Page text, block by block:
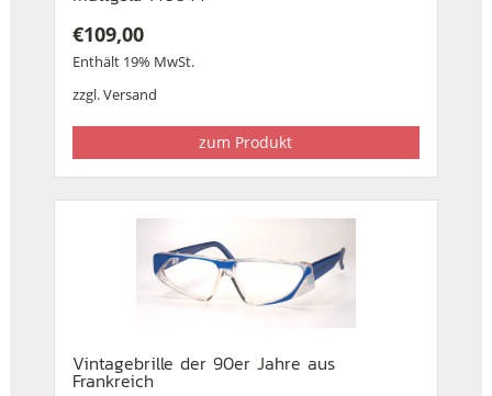
€109,00
Enthält 19% MwSt.
zzgl.Versand
zum Produkt
Vintagebrille der 90er Jahre aus
Frankreich